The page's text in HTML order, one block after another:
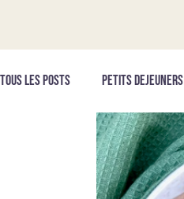
Tous les posts PETITS DEJEUNERS